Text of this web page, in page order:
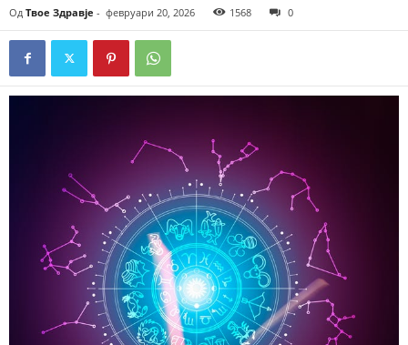
Од Твое Здравје - февруари 20, 2026 1568 0